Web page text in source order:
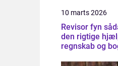
10 marts 2026
Revisor fyn sådan finder du
den rigtige
regnskab og